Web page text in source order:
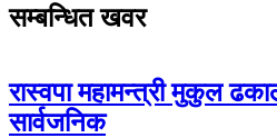
सम्बन्धित खवर
रास्वपा महामन्त्री मुकुल
सार्वजनिक